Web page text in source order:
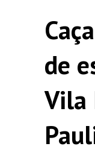
de
Vila